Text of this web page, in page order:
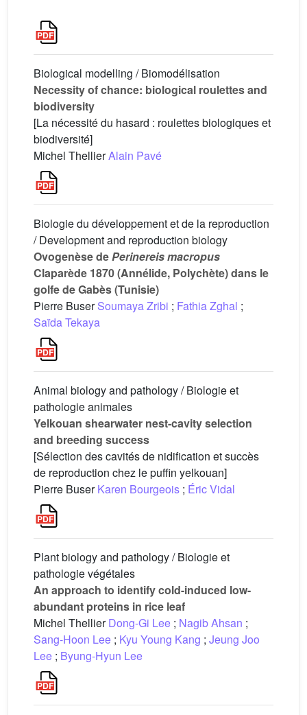
Biological modelling / Biomodélisation
Necessity of chance: biological roulettes and
biodiversity
[La nécessité du hasard : roulettes biologiques et
biodiversité]
Michel ThellierAlain Pavé
Biologie du développement et de la reproduction
/ Development and reproduction biology
Ovogenèse dePerinereis macropus
Claparède 1870 (Annélide, Polychète) dans le
golfe de Gabès (Tunisie)
Pierre BuserSoumaya Zribi ; Fathia Zghal ;
Saïda Tekaya
Animal biology and pathology / Biologie et
pathologie animales
Yelkouan shearwater nest-cavity selection
and breeding success
[Sélection des cavités de nidification et succès
de reproduction chez le puffin yelkouan]
Pierre BuserKaren Bourgeois ; Éric Vidal
Plant biology and pathology / Biologie et
pathologie végétales
An approach to identify cold-induced low-
abundant proteins in rice leaf
Michel ThellierDong-Gi Lee ; Nagib Ahsan ;
Sang-Hoon Lee ; Kyu Young Kang ; Jeung Joo
Lee ; Byung-Hyun Lee